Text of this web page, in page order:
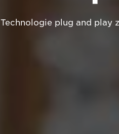
Technologie plug and play